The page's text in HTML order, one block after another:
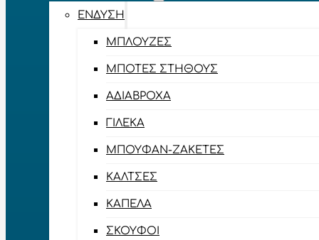
ΈΝΔΥΣΗ
ΜΠΛΟΎΖΕΣ
ΜΠΌΤΕΣ ΣΤΉΘΟΥΣ
ΑΔΙΆΒΡΟΧΑ
ΓΙΛΈΚΑ
ΜΠΟΥΦΆΝ-ΖΑΚΈΤΕΣ
ΚΆΛΤΣΕΣ
ΚΑΠΈΛΑ
ΣΚΟΎΦΟΙ